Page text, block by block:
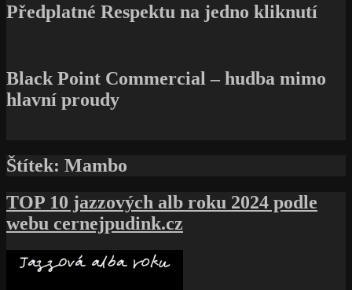
Předplatné Respektu na jedno kliknutí
Black Point Commercial – hudba mimo
hlavní proudy
Štítek: Mambo
TOP 10 jazzových alb roku 2024 podle
webu cernejpudink.cz